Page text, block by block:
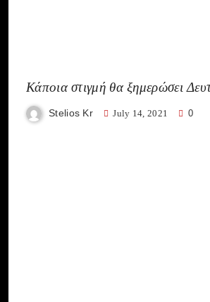
Κάποια στιγμή θα ξημερώσει
Stelios Kr July 14, 2021 0